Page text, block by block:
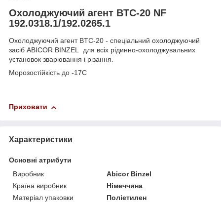
Охолоджуючий агент BTC-20 NF
192.0318.1/192.0265.1
Охолоджуючий агент BTC-20 - спеціальний охолоджуючий
засіб ABICOR BINZEL для всіх рідинно-охолоджувальних
установок зварювання і різання.
Морозостійкість до -17С
Приховати
Характеристики
Основні атрибути
Виробник
Abicor Binzel
Країна виробник
Німеччина
Матеріал упаковки
Поліетилен